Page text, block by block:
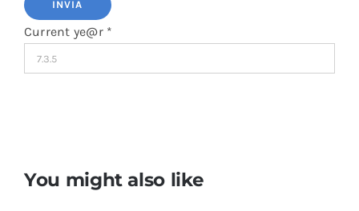
Current ye@r *
You might also like